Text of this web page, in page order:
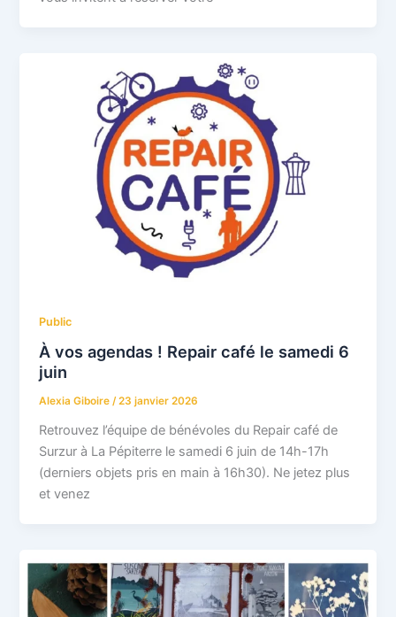
Public
À vos agendas ! Repair café le samedi 6
juin
Alexia Giboire/23 janvier 2026
Retrouvez l’équipe de bénévoles du Repair café de
Surzur à La Pépiterre le samedi 6 juin de 14h-17h
(derniers objets pris en main à 16h30). Ne jetez plus
et venez